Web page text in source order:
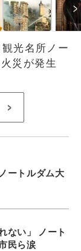
光名所ノー
災が発生
>
ートルダム大
ない」 ノート
民ら涙